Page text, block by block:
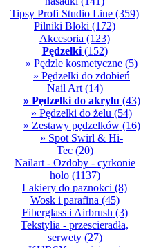
Tipsy Profi Studio Line (359)
Pilniki Bloki (172)
Akcesoria (123)
Pędzelki(152)
» Pędzle kosmetyczne (5)
» Pędzelki do zdobień
Nail Art(14)
» Pędzelki do akrylu (43)
» Pędzelki do żelu (54)
» Zestawy pędzelków(16)
» Spot Swirl & Hi-
Tec(20)
Nailart - Ozdoby - cyrkonie
holo(1137)
Lakiery do paznokci (8)
Wosk i parafina (45)
Fiberglass i Airbrush (3)
Tekstylia - przescieradła,
serwety(27)